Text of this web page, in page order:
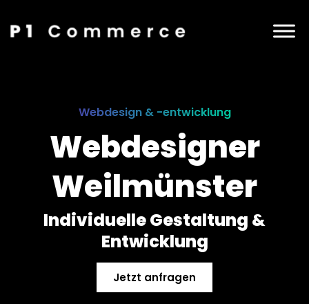
Webdesign & -entwicklung
Webdesigner
Weilmünster
Individuelle Gestaltung &
Entwicklung
Jetzt anfragen